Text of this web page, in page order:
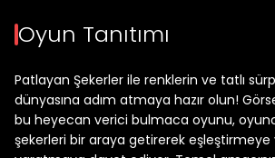
Oyun Tanıtımı
Patlayan Şekerler ile renklerin ve tatlı
dünyasına adım atmaya hazır olun!
bu heyecan verici bulmaca oyunu,
şekerleri bir araya getirerek